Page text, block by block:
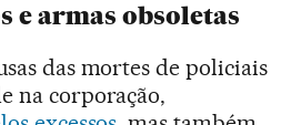
e armas obsoletas
das mortes de policiais
na corporação,